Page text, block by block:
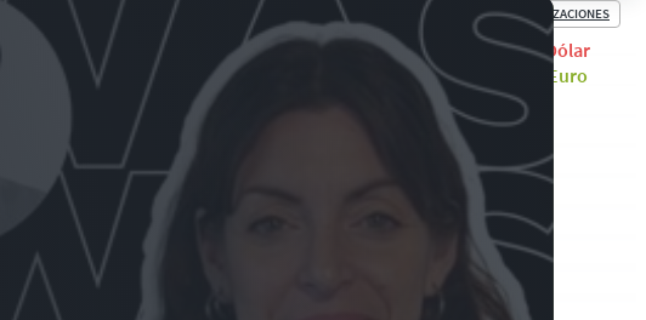
English
COTIZACIONES
Dólar
Euro